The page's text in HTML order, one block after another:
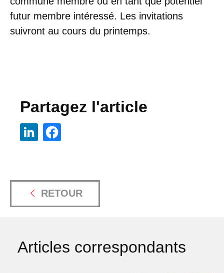
futur membre intéressé. Les invitations
suivront au cours du printemps.
Partagez l'article
RETOUR
Articles correspondants